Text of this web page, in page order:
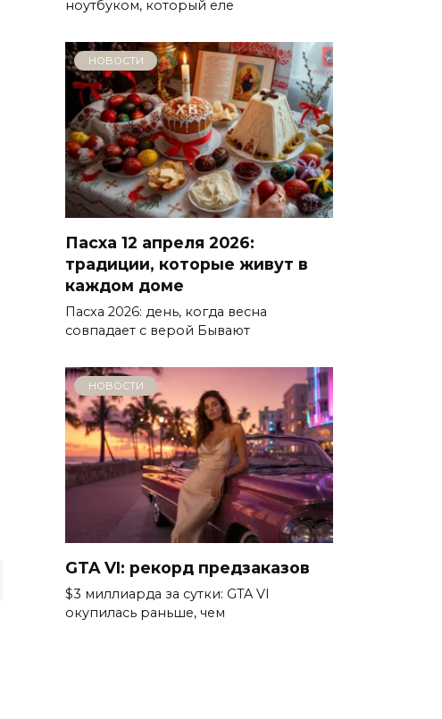
ноутбуком, который еле
НОВОСТИ
Пасха 12 апреля 2026:
традиции, которые живут в
каждом доме
Пасха 2026: день, когда весна
совпадает с верой Бывают
НОВОСТИ
GTA VI: рекорд предзаказов
$3 миллиарда за сутки: GTA VI
окупилась раньше, чем